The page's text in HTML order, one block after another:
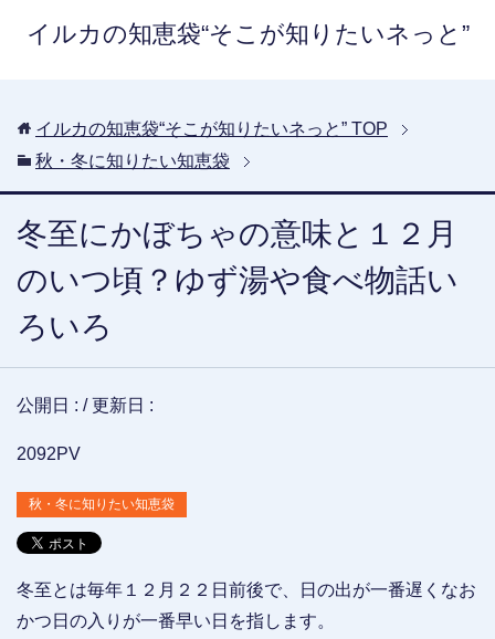
イルカの知恵袋“そこが知りたいネっと”
イルカの知恵袋“そこが知りたいネっと” TOP
秋・冬に知りたい知恵袋
冬至にかぼちゃの意味と１２月
のいつ頃？ゆず湯や食べ物話い
ろいろ
公開日 : / 更新日 :
2092PV
秋・冬に知りたい知恵袋
冬至とは毎年１２月２２日前後で、日の出が一番遅くなお
かつ日の入りが一番早い日を指します。